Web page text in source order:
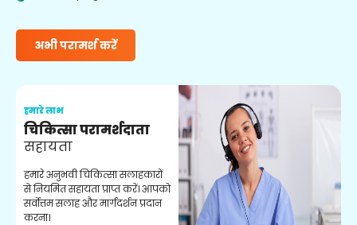
अभी परामर्श करें
हमारे लाभ
चिकित्सा परामर्शदाता
सहायता
हमारे अनुभवी चिकित्सा सलाहकारों
से नियमित सहायता प्राप्त करें। आपको
सर्वोत्तम सलाह और मार्गदर्शन प्रदान
करना।